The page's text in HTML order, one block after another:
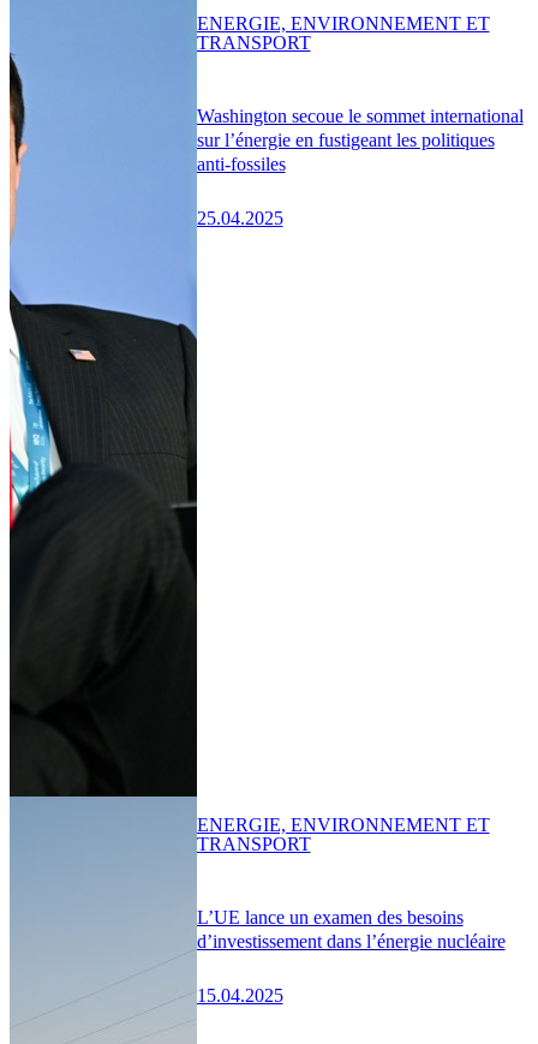
Washington secoue le sommet international
sur l’énergie en fustigeant les politiques
anti-fossiles
25.04.2025
ENERGIE, ENVIRONNEMENT ET
TRANSPORT
L’UE lance un examen des besoins
d’investissement dans l’énergie nucléaire
15.04.2025
ENERGIE, ENVIRONNEMENT ET
TRANSPORT